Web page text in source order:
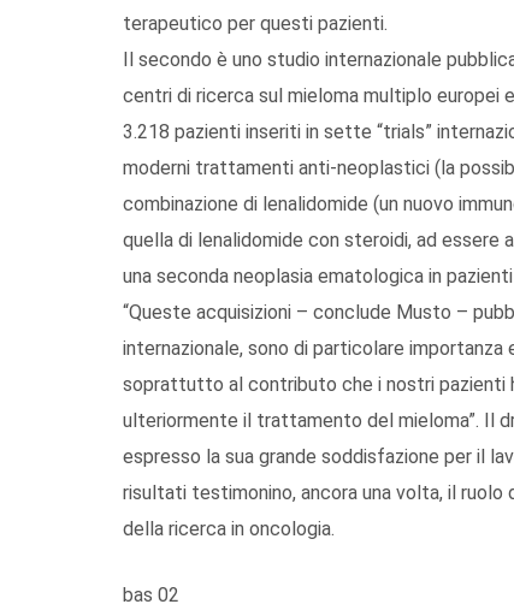
terapeutico per questi pazienti.
Il secondo è uno studio internazionale
centri di ricerca sul mieloma multiplo europei
3.218 pazienti inseriti in sette “trials”
moderni trattamenti anti-neoplastici (la
combinazione di lenalidomide (un nuovo
quella di lenalidomide con steroidi, ad essere
una seconda neoplasia ematologica in
“Queste acquisizioni – conclude Musto –
internazionale, sono di particolare importanza
soprattutto al contributo che i nostri pazienti
ulteriormente il trattamento del mieloma”. Il
espresso la sua grande soddisfazione per il
risultati testimonino, ancora una volta, il ruolo
della ricerca in oncologia.
bas 02